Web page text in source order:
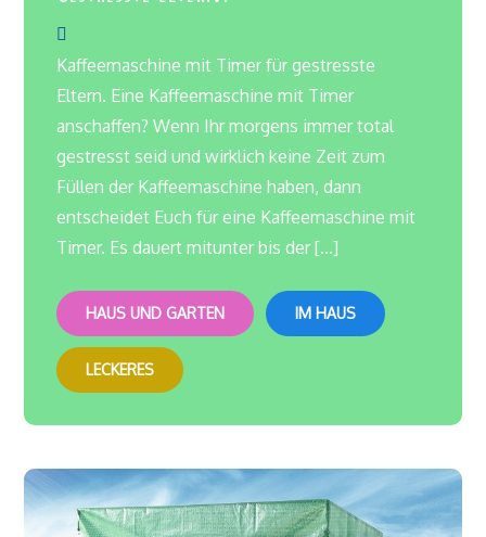
Kaffeemaschine mit Timer für gestresste
Eltern. Eine Kaffeemaschine mit Timer
anschaffen? Wenn Ihr morgens immer total
gestresst seid und wirklich keine Zeit zum
Füllen der Kaffeemaschine haben, dann
entscheidet Euch für eine Kaffeemaschine mit
Timer. Es dauert mitunter bis der […]
HAUS UND GARTEN IM HAUS
LECKERES